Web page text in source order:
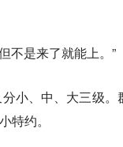
不是来了就能上。”
小、中、大三级。
特约。